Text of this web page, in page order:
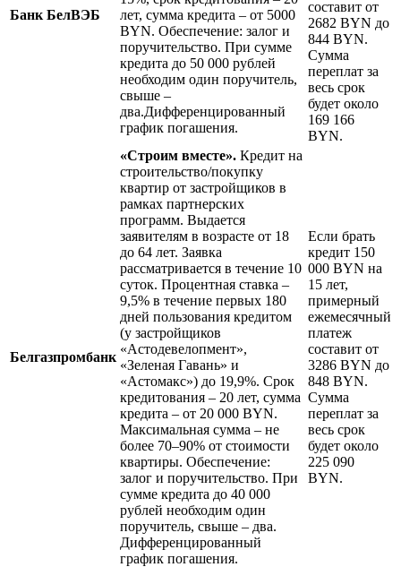
Банк БелВЭБ
лет, сумма кредита – от 5000
BYN. Обеспечение: залог и
поручительство. При сумме
кредита до 50 000 рублей
необходим один поручитель,
свыше –
два.Дифференцированный
график погашения.
составит от
2682 BYN до
844 BYN.
Сумма
переплат за
весь срок
будет около
169 166
BYN.
Белгазпромбанк
«Строим вместе». Кредит на
строительство/покупку
квартир от застройщиков в
рамках партнерских
программ. Выдается
заявителям в возрасте от 18
до 64 лет. Заявка
рассматривается в течение 10
суток. Процентная ставка –
9,5% в течение первых 180
дней пользования кредитом
(у застройщиков
«Астодевелопмент»,
«Зеленая Гавань» и
«Астомакс») до 19,9%. Срок
кредитования – 20 лет, сумма
кредита – от 20 000 BYN.
Максимальная сумма – не
более 70–90% от стоимости
квартиры. Обеспечение:
залог и поручительство. При
сумме кредита до 40 000
рублей необходим один
поручитель, свыше – два.
Дифференцированный
график погашения.
Если брать
кредит 150
000 BYN на
15 лет,
примерный
ежемесячный
платеж
составит от
3286 BYN до
848 BYN.
Сумма
переплат за
весь срок
будет около
225 090
BYN.